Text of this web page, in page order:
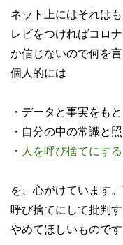
ネット上にはそれは
レビをつければコロ
か信じないので何を
個人的には
・データと事実をも
・自分の中の常識と
・ 人を呼び捨てにす
を、心がけています
呼び捨てにして批判
やめてほしいものです